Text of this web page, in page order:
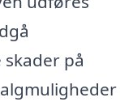
på